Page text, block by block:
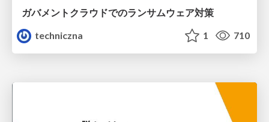
ガバメントクラウドでのランサムウェア対策
techniczna
1 710